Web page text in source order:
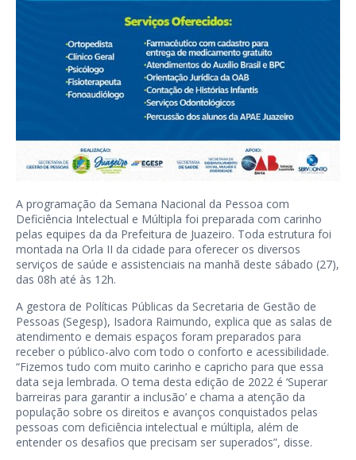
A programação da Semana Nacional da Pessoa com
Deficiência Intelectual e Múltipla foi preparada com carinho
pelas equipes da da Prefeitura de Juazeiro. Toda estrutura foi
montada na Orla II da cidade para oferecer os diversos
serviços de saúde e assistenciais na manhã deste sábado (27),
das 08h até às 12h.
A gestora de Políticas Públicas da Secretaria de Gestão de
Pessoas (Segesp), Isadora Raimundo, explica que as salas de
atendimento e demais espaços foram preparados para
receber o público-alvo com todo o conforto e acessibilidade.
“Fizemos tudo com muito carinho e capricho para que essa
data seja lembrada. O tema desta edição de 2022 é ‘Superar
barreiras para garantir a inclusão’ e chama a atenção da
população sobre os direitos e avanços conquistados pelas
pessoas com deficiência intelectual e múltipla, além de
entender os desafios que precisam ser superados”, disse.